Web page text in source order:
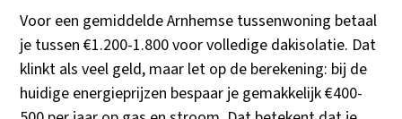
Voor een gemiddelde Arnhemse tussenwoning betaal
je tussen €1.200-1.800 voor volledige dakisolatie. Dat
klinkt als veel geld, maar let op de berekening: bij de
huidige energieprijzen bespaar je gemakkelijk €400-